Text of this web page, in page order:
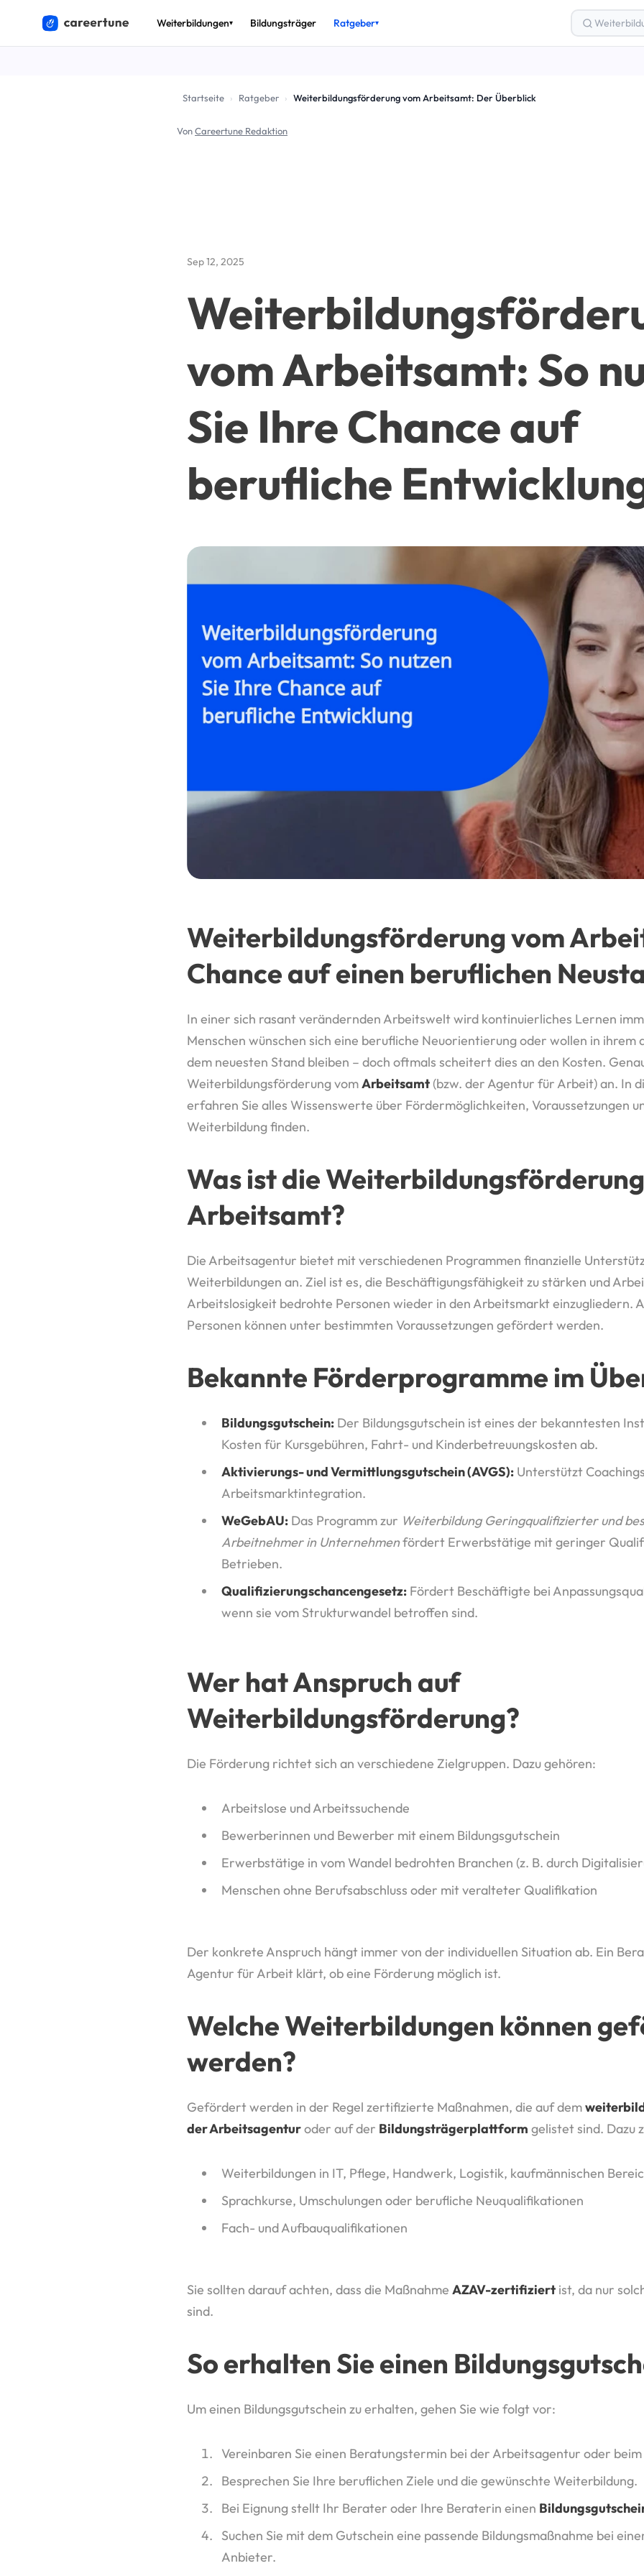
Weiterbildungen▾ Bildungsträger Ratgeber▾
Startseite › Ratgeber › Weiterbildungsförderung vom Arbeitsamt: Der Überblick
VonCareertune Redaktion
Sep 12, 2025
vom Arbeitsamt: So
Sie Ihre Chance auf
berufliche
Weiterbildungsförderung vom
Chance auf einen beruflichen
In einer sich rasant verändernden Arbeitswelt wird kontinuierliches Lernen
Menschen wünschen sich eine berufliche Neuorientierung oder wollen in ihrem
dem neuesten Stand bleiben – doch oftmals scheitert dies an den Kosten.
Weiterbildungsförderung vomArbeitsamt (bzw. der Agentur für Arbeit) an. In
erfahren Sie alles Wissenswerte über Fördermöglichkeiten, Voraussetzungen
Weiterbildung finden.
Was ist die
Arbeitsamt?
Die Arbeitsagentur bietet mit verschiedenen Programmen finanzielle
Weiterbildungen an. Ziel ist es, die Beschäftigungsfähigkeit zu stärken und
Arbeitslosigkeit bedrohte Personen wieder in den Arbeitsmarkt einzugliedern.
Personen können unter bestimmten Voraussetzungen gefördert werden.
Bekannte Förderprogramme im
Bildungsgutschein: Der Bildungsgutschein ist eines der bekanntesten
Kosten für Kursgebühren, Fahrt- und Kinderbetreuungskosten ab.
Aktivierungs- und Vermittlungsgutschein (AVGS): Unterstützt
Arbeitsmarktintegration.
WeGebAU: Das Programm zur Weiterbildung Geringqualifizierter und
Arbeitnehmer in Unternehmenfördert Erwerbstätige mit geringer
Betrieben.
Qualifizierungschancengesetz: Fördert Beschäftigte bei
wenn sie vom Strukturwandel betroffen sind.
Wer hat Anspruch auf
Weiterbildungsförderung?
Die Förderung richtet sich an verschiedene Zielgruppen. Dazu gehören:
Arbeitslose und Arbeitssuchende
Bewerberinnen und Bewerber mit einem Bildungsgutschein
Erwerbstätige in vom Wandel bedrohten Branchen (z. B. durch
Menschen ohne Berufsabschluss oder mit veralteter Qualifikation
Der konkrete Anspruch hängt immer von der individuellen Situation ab. Ein
Agentur für Arbeit klärt, ob eine Förderung möglich ist.
Welche Weiterbildungen können
werden?
Gefördert werden in der Regel zertifizierte Maßnahmen, die auf dem
der Arbeitsagenturoder auf der Bildungsträgerplattform gelistet sind. Dazu
Weiterbildungen in IT, Pflege, Handwerk, Logistik, kaufmännischen
Sprachkurse, Umschulungen oder berufliche Neuqualifikationen
Fach- und Aufbauqualifikationen
Sie sollten darauf achten, dass die Maßnahme AZAV-zertifiziert ist, da nur
sind.
So erhalten Sie einen
Um einen Bildungsgutschein zu erhalten, gehen Sie wie folgt vor:
Vereinbaren Sie einen Beratungstermin bei der Arbeitsagentur oder
Besprechen Sie Ihre beruflichen Ziele und die gewünschte Weiterbildung.
Bei Eignung stellt Ihr Berater oder Ihre Beraterin einen
Suchen Sie mit dem Gutschein eine passende Bildungsmaßnahme bei
Anbieter.